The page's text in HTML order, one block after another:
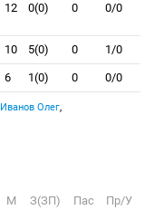
12 0(0) 0 0/0
10 5(0) 0 1/0
6 1(0) 0 0/0
Иванов Олег,
M З(ЗП) Пас Пр/У